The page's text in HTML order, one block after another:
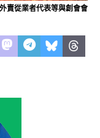
賣從業者代表等與創會會